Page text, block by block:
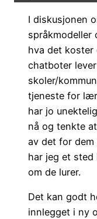
I diskusjonen
språkmodeller
hva det koster
chatboter
skoler/
tjeneste for
har jo
nå og tenkte
av det for dem
har jeg et
om de lurer.
Det kan godt
innlegget i ny